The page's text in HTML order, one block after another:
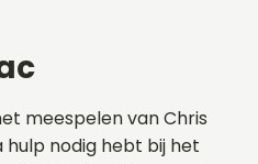
meespelen van Chris
hulp nodig hebt bij het